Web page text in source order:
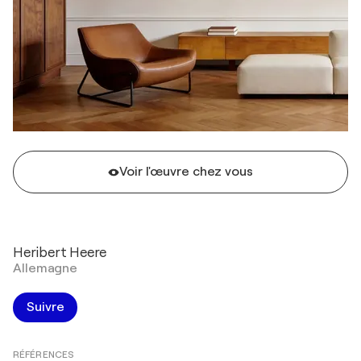
Voir l'œuvre chez vous
Heribert Heere
Allemagne
Suivre
RÉFÉRENCES